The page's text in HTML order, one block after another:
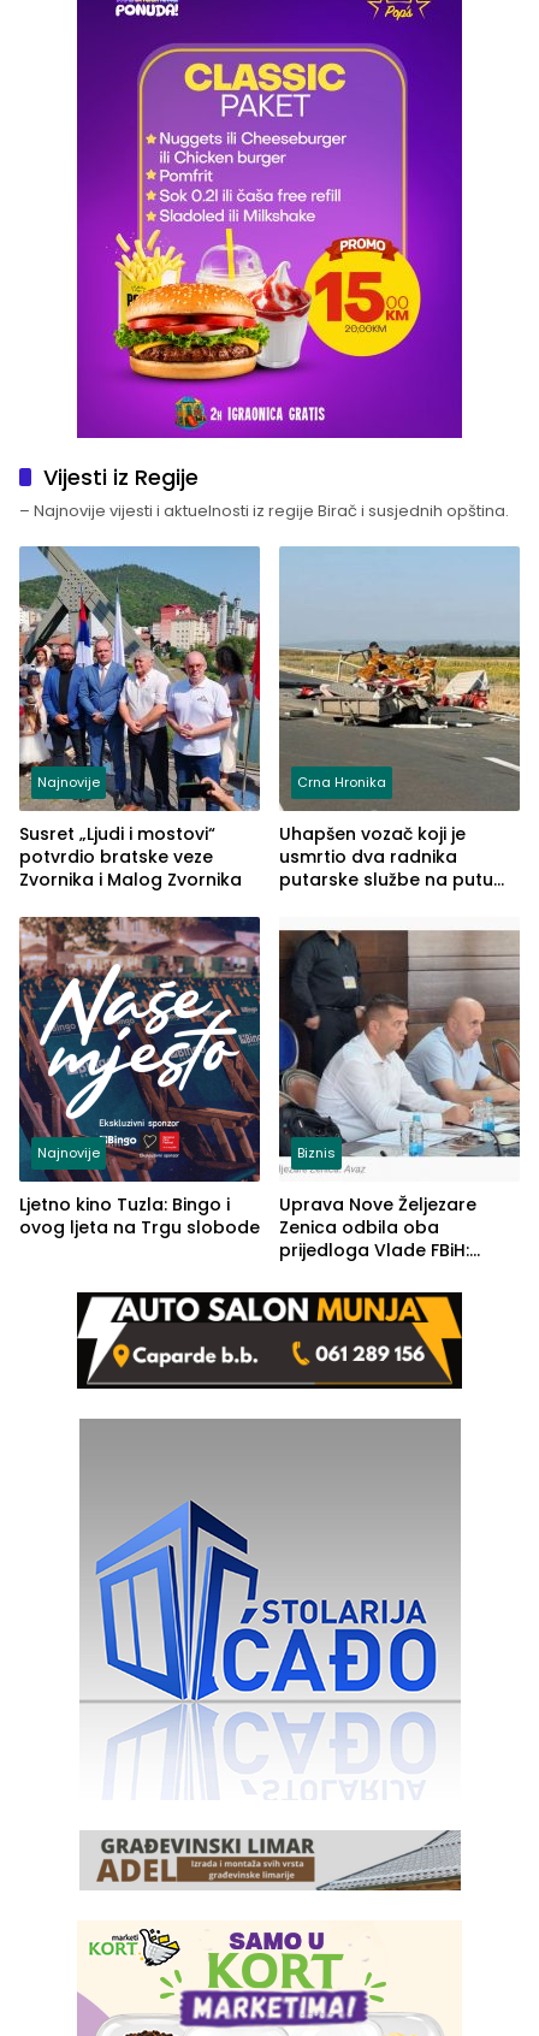
Vijesti iz Regije
– Najnovije vijesti i aktuelnosti iz regije Birač i susjednih opština.
Najnovije
Susret „Ljudi i mostovi“
potvrdio bratske veze
Zvornika i Malog Zvornika
Crna Hronika
Uhapšen vozač koji je
usmrtio dva radnika
putarske službe na putu
(FOTO)
Najnovije
Ljetno kino Tuzla: Bingo i
ovog ljeta na Trgu slobode
Biznis
Uprava Nove Željezare
Zenica odbila oba
prijedloga Vlade FBiH:
rješenje